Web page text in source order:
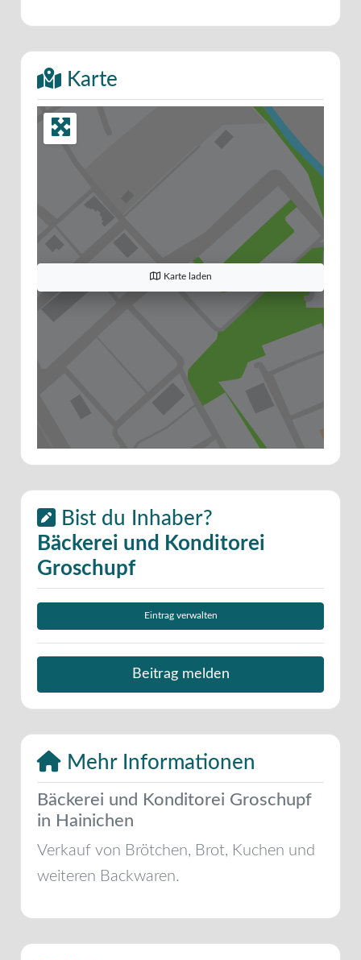
Karte
Karte laden
Bist du Inhaber?
Bäckerei und Konditorei
Groschupf
Eintrag verwalten
Beitrag melden
Mehr Informationen
Bäckerei und Konditorei Groschupf
in Hainichen
Verkauf von Brötchen, Brot, Kuchen und
weiteren Backwaren.